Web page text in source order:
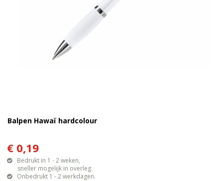
Balpen Hawaï hardcolour
€ 0,19
Bedrukt in 1 - 2 weken,
sneller mogelijk in overleg.
Onbedrukt 1 - 2 werkdagen.